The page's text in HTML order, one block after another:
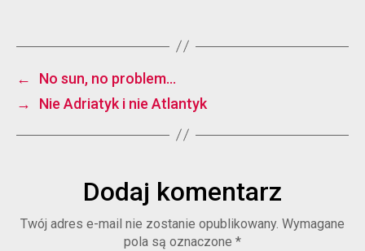
←
No sun, no problem…
→
Nie Adriatyk i nie Atlantyk
Dodaj komentarz
Twój adres e-mail nie zostanie opublikowany. Wymagane
pola są oznaczone *